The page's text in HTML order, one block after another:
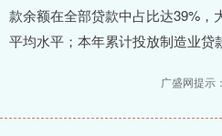
款余额在全部贷款中占比达39%，
平均水平；本年累计投放制造业贷
广盛网提示